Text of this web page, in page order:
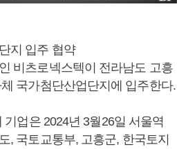
지 입주 협약
비츠로넥스텍이 전라남도 고흥
국가첨단산업단지에 입주한다.
업은 2024년 3월26일 서울역
, 국토교통부, 고흥군, 한국토지